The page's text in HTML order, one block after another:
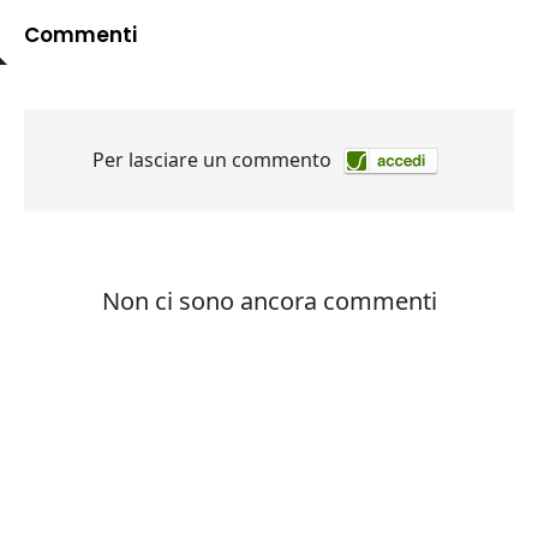
Commenti